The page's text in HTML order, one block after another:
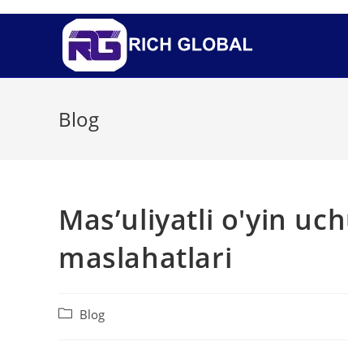
Blog
Mas’uliyatli o'yin
maslahatlari
Blog